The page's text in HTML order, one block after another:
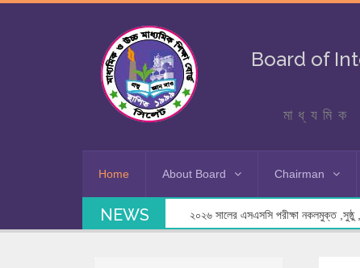
Board of
মাধ্যমিক
Home About Board Chairman
NEWS ২০২৬ সালের এসএসসি পরীক্ষা নকলমুক্ত ,সুষ্ঠু ,